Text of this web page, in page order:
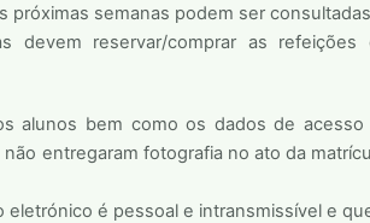
próximas semanas podem ser consultadas
devem reservar/comprar as refeições
alunos bem como os dados de acesso
entregaram fotografia no ato da
eletrónico é pessoal e intransmissível e